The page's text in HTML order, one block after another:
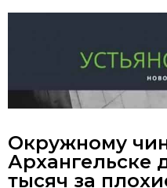
Окружному
Архангельске
тысяч за